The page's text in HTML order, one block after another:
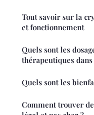
Tout savoir sur la
et fonctionnement
Quels sont les
thérapeutiques
Quels sont les
Comment trouver